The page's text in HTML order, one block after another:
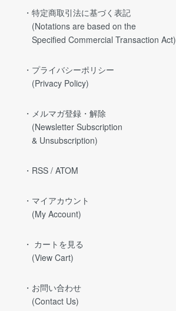
・特定商取引法に基づく表記
(Notations are based on the
Specified Commercial Transaction Act)
・プライバシーポリシー
(Privacy Policy)
・メルマガ登録・解除
(Newsletter Subscription
& Unsubscription)
・RSS / ATOM
・マイアカウント
(My Account)
・ カートを見る
(View Cart)
・お問い合わせ
(Contact Us)